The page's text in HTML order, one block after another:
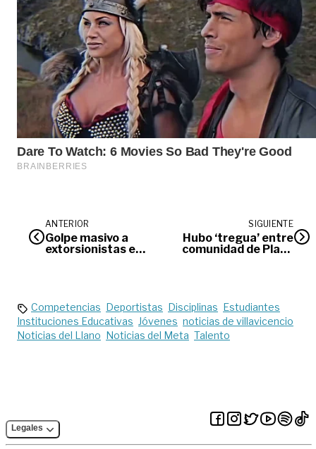
ANTERIOR
Golpe masivo a
extorsionistas en
SIGUIENTE
Hubo ‘tregua’ entre
comunidad de Playa
Competencias Deportistas Disciplinas
Estudiantes
Instituciones Educativas Jóvenes noticias de villavicencio
Noticias del Llano
Noticias del Meta Talento
Legales